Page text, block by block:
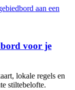
voor je
lokale regels en
stiltebelofte.